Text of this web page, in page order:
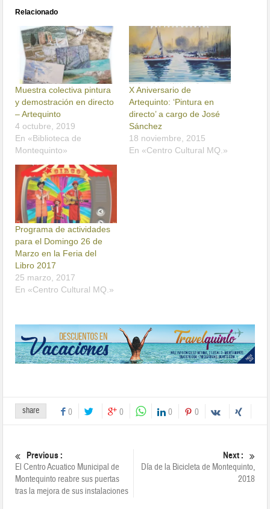
Relacionado
Muestra colectiva pintura
y demostración en directo
– Artequinto
4 octubre, 2019
En «Biblioteca de
Montequinto»
X Aniversario de
Artequinto: ‘Pintura en
directo’ a cargo de José
Sánchez
18 noviembre, 2015
En «Centro Cultural MQ.»
Programa de actividades
para el Domingo 26 de
Marzo en la Feria del
Libro 2017
25 marzo, 2017
En «Centro Cultural MQ.»
share 0 0 0 0
Previous :
El Centro Acuatico Municipal de
Montequinto reabre sus puertas
tras la mejora de sus instalaciones
Next :
Día de la Bicicleta de Montequinto,
2018